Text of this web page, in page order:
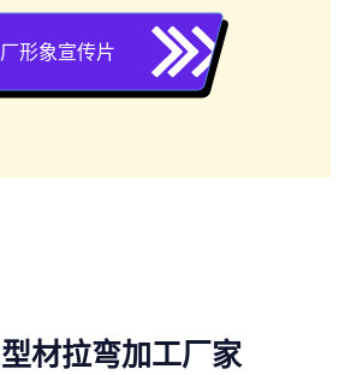
形象宣传片
材拉弯加工厂家